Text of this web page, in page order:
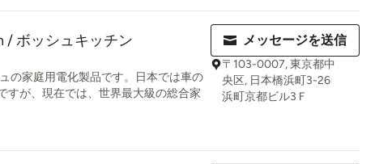
/ ボッシュキッチン
の家庭用電化製品です。日本では車の
すが、現在では、世界最大級の総合家
メッセージを送信
〒103-0007, 東京都中
央区, 日本橋浜町3-26
浜町京都ビル3Ｆ